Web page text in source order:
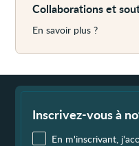
Collaborations et
En savoir plus ?
Inscrivez-vous à
En m'inscrivant,